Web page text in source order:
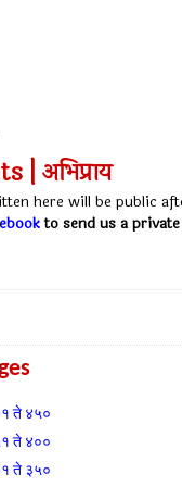
| अभिप्राय
here will be public
to send us a
ते ४५०
ते ४००
ते ३५०